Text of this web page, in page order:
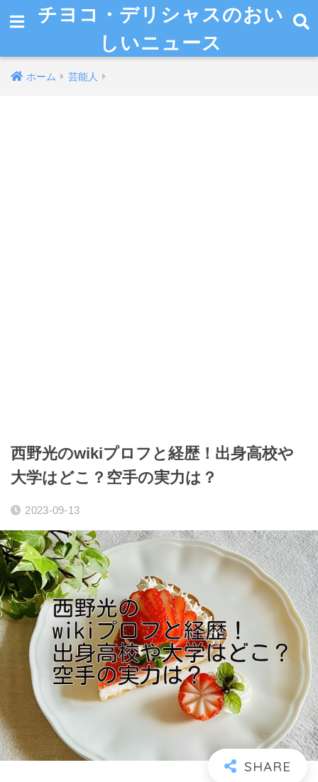
チヨコ・デリシャスのおい
しいニュース
ホーム 芸能人
西野光のwikiプロフと経歴！出身高校や
大学はどこ？空手の実力は？
2023-09-13